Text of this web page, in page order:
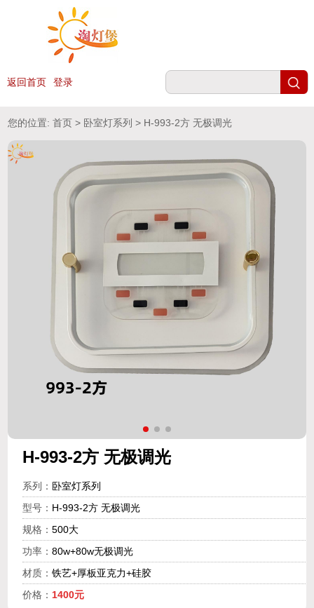
返回首页 登录
您的位置:首页 > 卧室灯系列 > H-993-2方 无极调光
H-993-2方 无极调光
系列： 卧室灯系列
型号： H-993-2方 无极调光
规格： 500大
功率： 80w+80w无极调光
材质： 铁艺+厚板亚克力+硅胶
价格： 1400元